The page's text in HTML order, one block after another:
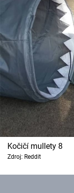
Kočičí mullety 8
Zdroj: Reddit